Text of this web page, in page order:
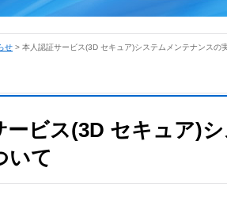
せ > 本人認証サービス(3D セキュア)システムメンテナンスの
ービス(3D セキュア)
いて